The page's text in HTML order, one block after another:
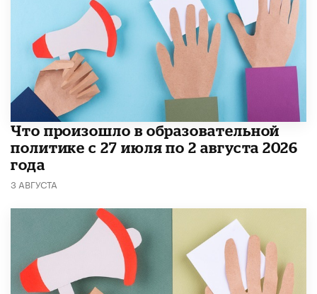
​Что произошло в образовательной
политике с 27 июля по 2 августа 2026
года
3 АВГУСТА